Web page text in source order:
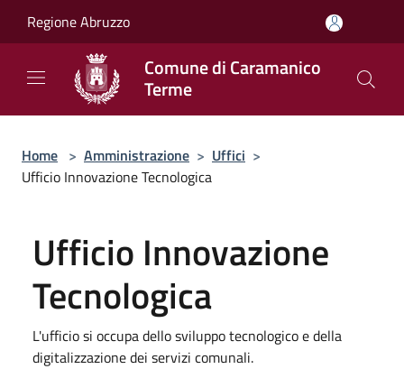
Regione Abruzzo
Comune di Caramanico
Terme
Home > Amministrazione > Uffici >
Ufficio Innovazione Tecnologica
Ufficio Innovazione
Tecnologica
L'ufficio si occupa dello sviluppo tecnologico e della
digitalizzazione dei servizi comunali.